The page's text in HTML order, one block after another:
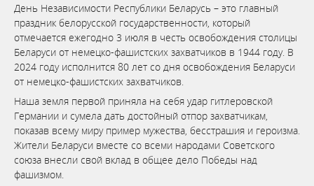
День Независимости Республики Беларусь – это главный
праздник белорусской государственности, который
отмечается ежегодно 3 июля в честь освобождения столицы
Беларуси от немецко-фашистских захватчиков в 1944 году. В
2024 году исполнится 80 лет со дня освобождения Беларуси
от немецко-фашистских захватчиков.
Наша земля первой приняла на себя удар гитлеровской
Германии и сумела дать достойный отпор захватчикам,
показав всему миру пример мужества, бесстрашия и героизма.
Жители Беларуси вместе со всеми народами Советского
союза внесли свой вклад в общее дело Победы над
фашизмом.